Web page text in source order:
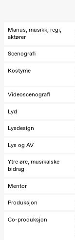
Lucy &
Lucky show
teater)
19.00
Lucy &
Lucky:
Grøntved
Lucky show
(Black Box
Lørdag 3. oktober
19.00
Lucy &
Josephine
Manus, musikk, regi,
aktører
Scenografi
Kostyme
Videoscenografi
Lyd
Lysdesign
Lys og AV
Ytre øre, musikalske
bidrag
Mentor
Produksjon
Co-produksjon